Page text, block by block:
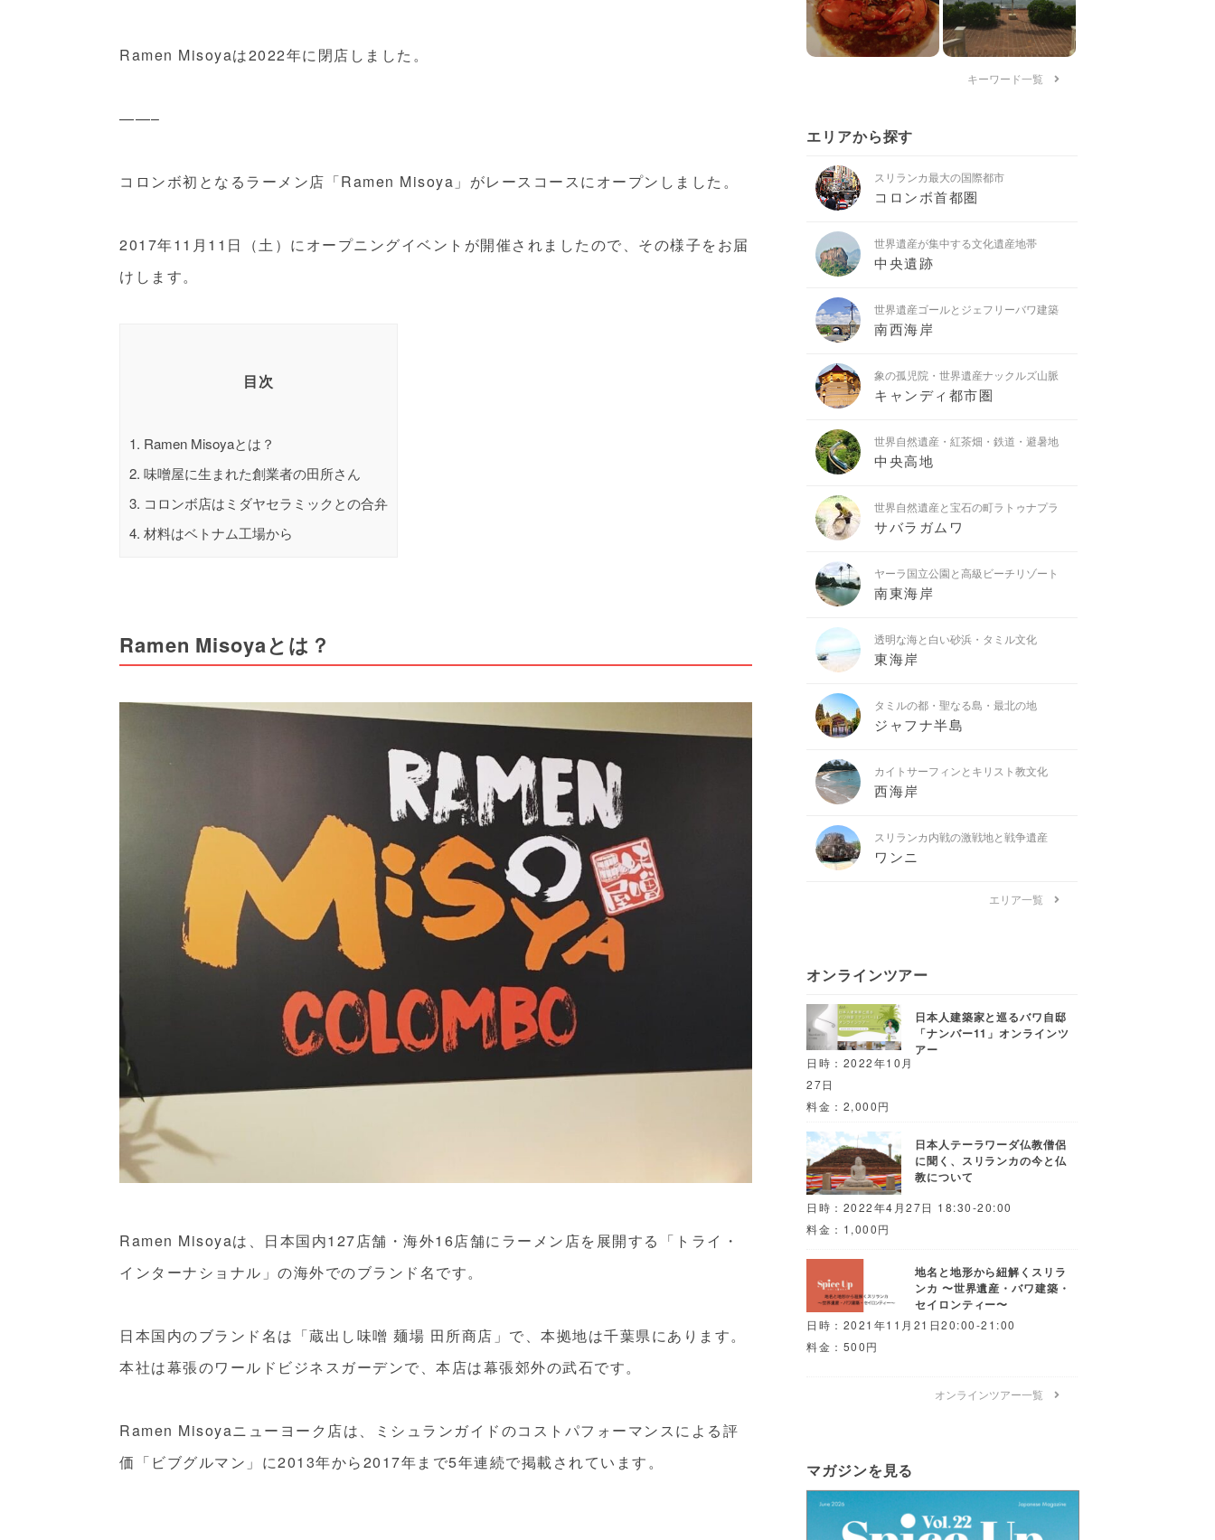
Ramen Misoyaは2022年に閉店しました。
——–
コロンボ初となるラーメン店「Ramen Misoya」がレースコースにオープンしました。
2017年11月11日（土）にオープニングイベントが開催されましたので、その様子をお届
けします。
目次
1. Ramen Misoyaとは？
2. 味噌屋に生まれた創業者の田所さん
3. コロンボ店はミダヤセラミックとの合弁
4. 材料はベトナム工場から
Ramen Misoyaとは？
Ramen Misoyaは、日本国内127店舗・海外16店舗にラーメン店を展開する「トライ・
インターナショナル」の海外でのブランド名です。
日本国内のブランド名は「蔵出し味噌 麺場 田所商店」で、本拠地は千葉県にあります。
本社は幕張のワールドビジネスガーデンで、本店は幕張郊外の武石です。
Ramen Misoyaニューヨーク店は、ミシュランガイドのコストパフォーマンスによる評
価「ビブグルマン」に2013年から2017年まで5年連続で掲載されています。
キーワード一覧
エリアから探す
スリランカ最大の国際都市
コロンボ首都圏
世界遺産が集中する文化遺産地帯
中央遺跡
世界遺産ゴールとジェフリーバワ建築
南西海岸
象の孤児院・世界遺産ナックルズ山脈
キャンディ都市圏
世界自然遺産・紅茶畑・鉄道・避暑地
中央高地
世界自然遺産と宝石の町ラトゥナプラ
サバラガムワ
ヤーラ国立公園と高級ビーチリゾート
南東海岸
透明な海と白い砂浜・タミル文化
東海岸
タミルの都・聖なる島・最北の地
ジャフナ半島
カイトサーフィンとキリスト教文化
西海岸
スリランカ内戦の激戦地と戦争遺産
ワンニ
エリア一覧
オンラインツアー
日本人建築家と巡るバワ自邸
「ナンバー11」オンラインツ
アー
日時：2022年10月
27日
料金：2,000円
日本人テーラワーダ仏教僧侶
に聞く、スリランカの今と仏
教について
日時：2022年4月27日 18:30-20:00
料金：1,000円
地名と地形から紐解くスリラ
ンカ 〜世界遺産・バワ建築・
セイロンティー〜
日時：2021年11月21日20:00-21:00
料金：500円
オンラインツアー一覧
マガジンを見る